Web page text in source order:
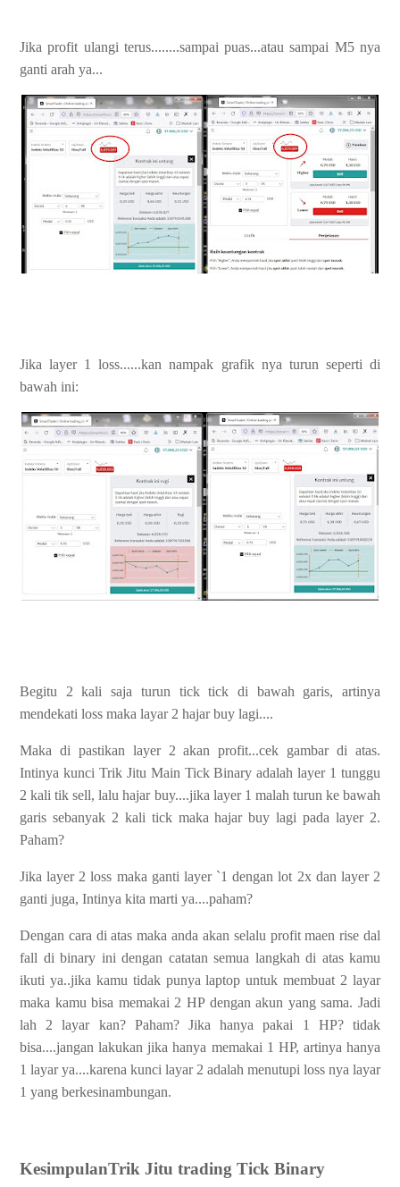
Jika profit ulangi terus........sampai puas...atau sampai M5 nya
ganti arah ya...
Jika layer 1 loss......kan nampak grafik nya turun seperti di
bawah ini:
Begitu 2 kali saja turun tick tick di bawah garis, artinya
mendekati loss maka layar 2 hajar buy lagi....
Maka di pastikan layer 2 akan profit...cek gambar di atas.
Intinya kunci Trik Jitu Main Tick Binary adalah layer 1 tunggu
2 kali tik sell, lalu hajar buy....jika layer 1 malah turun ke bawah
garis sebanyak 2 kali tick maka hajar buy lagi pada layer 2.
Paham?
Jika layer 2 loss maka ganti layer `1 dengan lot 2x dan layer 2
ganti juga, Intinya kita marti ya....paham?
Dengan cara di atas maka anda akan selalu profit maen rise dal
fall di binary ini dengan catatan semua langkah di atas kamu
ikuti ya..jika kamu tidak punya laptop untuk membuat 2 layar
maka kamu bisa memakai 2 HP dengan akun yang sama. Jadi
lah 2 layar kan? Paham? Jika hanya pakai 1 HP? tidak
bisa....jangan lakukan jika hanya memakai 1 HP, artinya hanya
1 layar ya....karena kunci layar 2 adalah menutupi loss nya layar
1 yang berkesinambungan.
KesimpulanTrik Jitu trading Tick Binary